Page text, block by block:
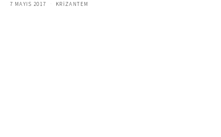
7 MAYIS 2017 KRIZANTEM